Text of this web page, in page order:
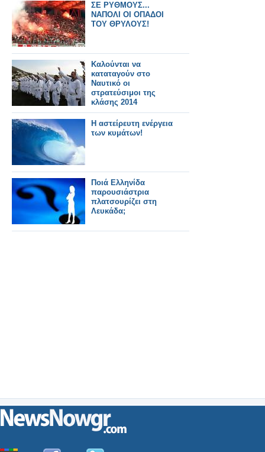
ΣΕ ΡΥΘΜΟΥΣ...
ΝΑΠΟΛΙ ΟΙ ΟΠΑΔΟΙ
ΤΟΥ ΘΡΥΛΟΥΣ!
Καλούνται να
καταταγούν στο
Ναυτικό οι
στρατεύσιμοι της
κλάσης 2014
Η αστείρευτη ενέργεια
των κυμάτων!
Ποιά Ελληνίδα
παρουσιάστρια
πλατσουρίζει στη
Λευκάδα;